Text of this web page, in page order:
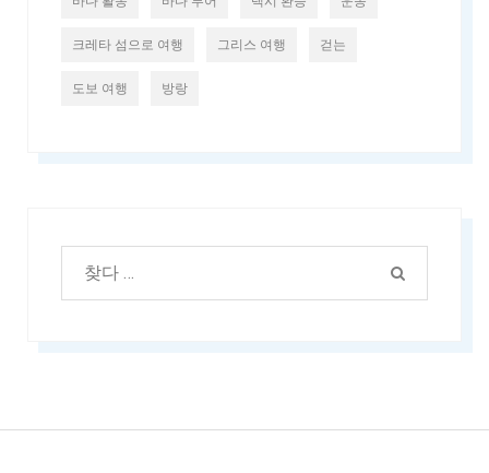
크레타 섬으로 여행 그리스 여행 걷는
도보 여행 방랑